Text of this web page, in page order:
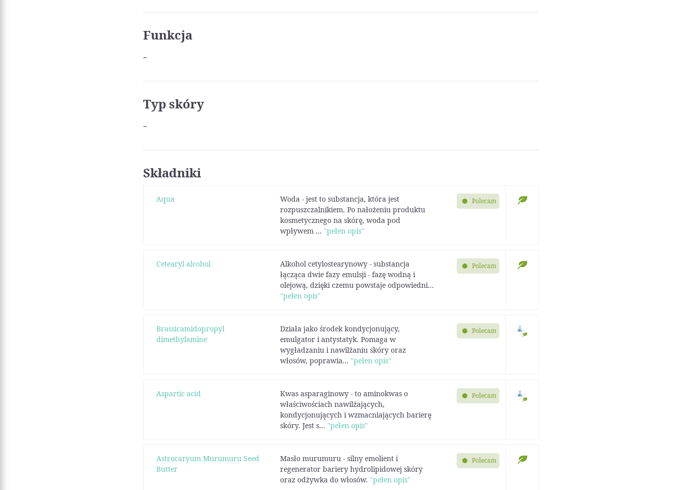
Funkcja
-
Typ skóry
-
Składniki
Aqua
Woda - jest to substancja, która jest
rozpuszczalnikiem. Po nałożeniu produktu
kosmetycznego na skórę, woda pod
wpływem ... "pełen opis"
Polecam
Cetearyl alcohol
Alkohol cetylostearynowy - substancja
łącząca dwie fazy emulsji - fazę wodną i
olejową, dzięki czemu powstaje odpowiedni...
"pełen opis"
Polecam
Brassicamidopropyl
dimethylamine
Działa jako środek kondycjonujący,
emulgator i antystatyk. Pomaga w
wygładzaniu i nawilżaniu skóry oraz
włosów, poprawia... "pełen opis"
Polecam
Aspartic acid
Kwas asparaginowy - to aminokwas o
właściwościach nawilżających,
kondycjonujących i wzmacniających barierę
skóry. Jest s... "pełen opis"
Polecam
Astrocaryum Murumuru Seed
Butter
Masło murumuru - silny emolient i
regenerator bariery hydrolipidowej skóry
oraz odżywka do włosów. "pełen opis"
Polecam